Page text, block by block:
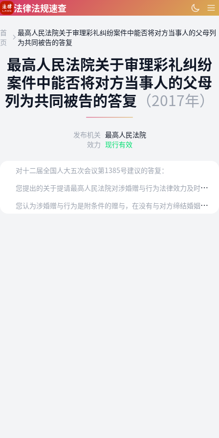
跳到主要内容
法律法规速查
首
页
最高人民法院关于审理彩礼纠纷案件中能否将对方当事人的父母列
为共同被告的答复
最高人民法院关于审理彩礼纠纷
案件中能否将对方当事人的父母
列为共同被告的答复 （2017年）
发布机关 最高人民法院
效力 现行有效
对十二届全国人大五次会议第1385号建议的答复：
您
提出的关于提请最高人民法院对涉婚赠与行为法律效力及时出台合乎法理的司法解释的建议收悉，现答复如下：
您
认为涉婚赠与行为是附条件的赠与，在没有与对方缔结婚姻或最终离婚的情况下，赠与行为所附条件不复存在，我们同意您的观点。